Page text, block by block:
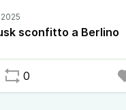
Trump?
Stanley
sconfitto a Berlino
0